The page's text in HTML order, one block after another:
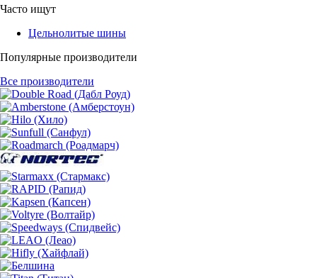
Часто ищут
Цельнолитые шины
Популярные производители
Все производители